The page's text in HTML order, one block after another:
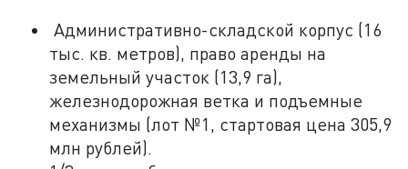
Административно-складской корпус (16
тыс. кв. метров), право аренды на
земельный участок (13,9 га),
железнодорожная ветка и подъемные
механизмы (лот №1, стартовая цена 305,9
млн рублей).